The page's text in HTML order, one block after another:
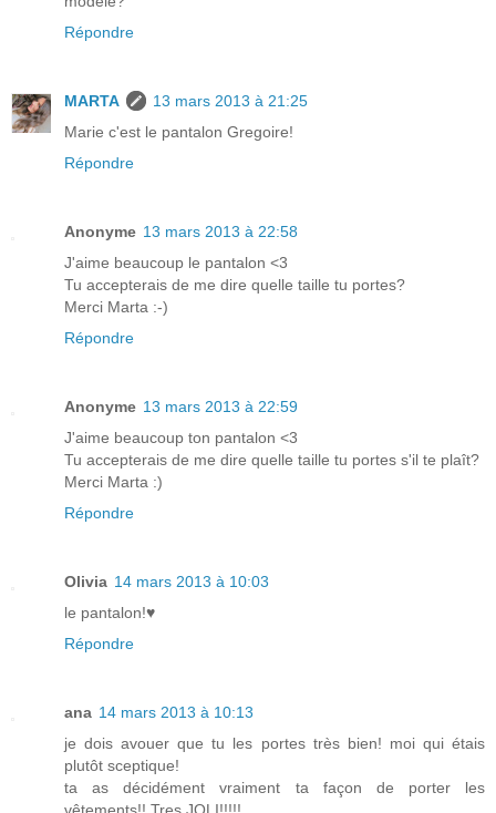
Répondre
MARTA
13 mars 2013 à 21:25
Marie c'est le pantalon Gregoire!
Répondre
Anonyme 13 mars 2013 à 22:58
J'aime beaucoup le pantalon <3
Tu accepterais de me dire quelle taille tu portes?
Merci Marta :-)
Répondre
Anonyme 13 mars 2013 à 22:59
J'aime beaucoup ton pantalon <3
Tu accepterais de me dire quelle taille tu portes s'il te plaît?
Merci Marta :)
Répondre
Olivia 14 mars 2013 à 10:03
le pantalon!♥
Répondre
ana 14 mars 2013 à 10:13
je dois avouer que tu les portes très bien! moi qui étais
plutôt sceptique!
ta as décidément vraiment ta façon de porter les
vêtements!! Tres JOLI!!!!!